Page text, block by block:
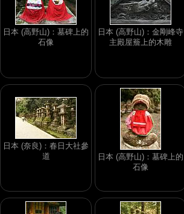
日本 (高野山)：墓碑上的
石像
日本 (高野山)：金剛峰寺
主殿屋簷上的木雕
日本 (奈良)：春日大社參
道
日本 (高野山)：墓碑上的
石像